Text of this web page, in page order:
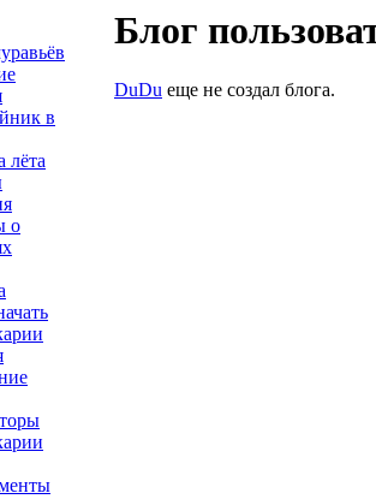
Блог
DuDu еще не создал блога.
в
лёта
о